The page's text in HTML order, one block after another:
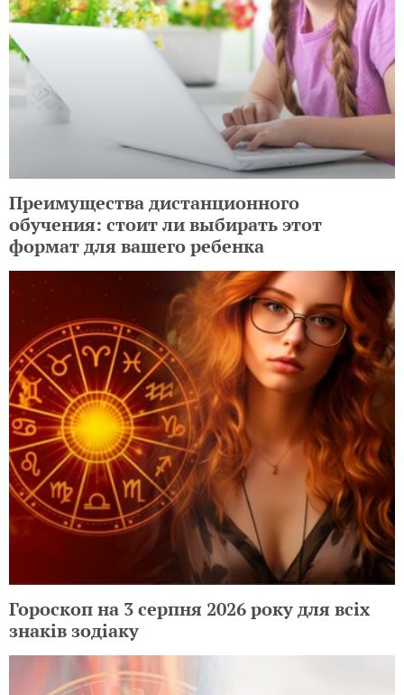
Преимущества дистанционного
обучения: стоит ли выбирать этот
формат для вашего ребенка
Гороскоп на 3 серпня 2026 року для всіх
знаків зодіаку